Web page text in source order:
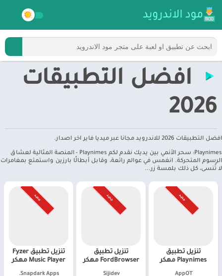
افضل التطبيقات
2026
افضل التطبيقات 2026 للاندرويد مجانا عبر ميديا فاير اخر اصدار.
Playnimes: سحر الأنمي بين يديك نقدم لكم Playnimes - المنصة المثالية لعشاق
الرسوم المتحركة. انغمس في عوالم رائعة، وقابل أبطالًا بارزين واستمتع بمغامرات
لا تُنسى، كل ذلك بلمسة زر...
جـديـد
تنزيل تطبيق
Playnimes مهكر
AppOT‏
جـديـد
تنزيل تطبيق
FordBrowser مهكر
Sijidev‏
جـديـد
تنزيل تطبيق Fyzer
Music Player مهكر
Snapdark Apps.‏